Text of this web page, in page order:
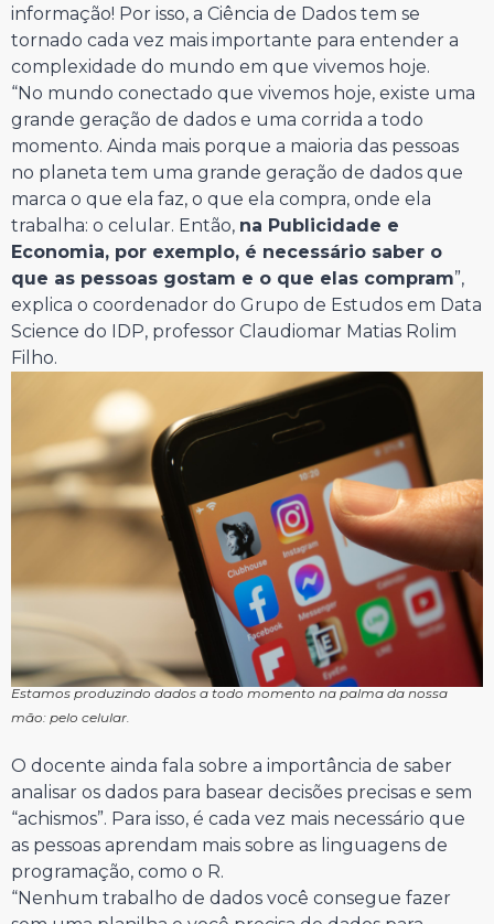
informação! Por isso, a Ciência de Dados tem se
tornado cada vez mais importante para entender a
complexidade do mundo em que vivemos hoje.
“No mundo conectado que vivemos hoje, existe uma
grande geração de dados e uma corrida a todo
momento. Ainda mais porque a maioria das pessoas
no planeta tem uma grande geração de dados que
marca o que ela faz, o que ela compra, onde ela
trabalha: o celular. Então, na Publicidade e
Economia, por exemplo, é necessário saber o
que as pessoas gostam e o que elas compram”,
explica o coordenador do Grupo de Estudos em Data
Science do IDP, professor Claudiomar Matias Rolim
Filho.
Estamos produzindo dados a todo momento na palma da nossa
mão: pelo celular.
O docente ainda fala sobre a importância de saber
analisar os dados para basear decisões precisas e sem
“achismos”. Para isso, é cada vez mais necessário que
as pessoas aprendam mais sobre as linguagens de
programação, como o R.
“Nenhum trabalho de dados você consegue fazer